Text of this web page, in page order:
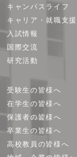
プ
キャンパスライフ
キャリア・就職支援
入試情報
国際交流
研究活動
受験生の皆様へ
在学生の皆様へ
保護者の皆様へ
卒業生の皆様へ
高校教員の皆様へ